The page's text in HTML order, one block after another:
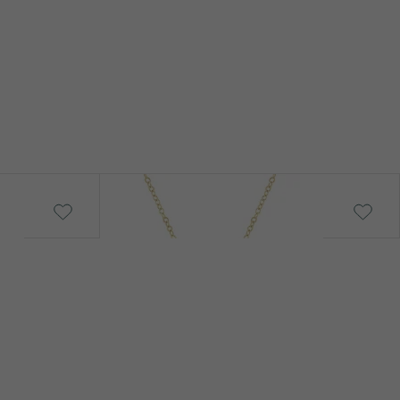
Quinn
von € 229